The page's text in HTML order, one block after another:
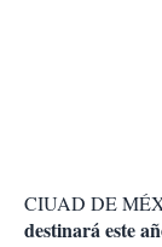
CIUAD DE
destinará este